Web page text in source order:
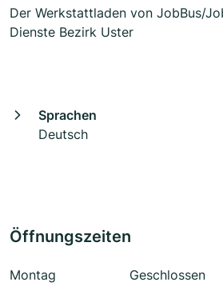
Der Werkstattladen von JobBus/
Dienste Bezirk Uster
Sprachen
Deutsch
Öffnungszeiten
Montag
Geschlossen